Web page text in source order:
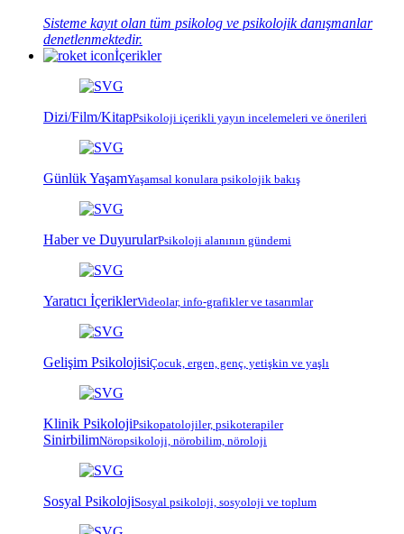
Sisteme kayıt olan tüm psikolog ve psikolojik danışmanlar
denetlenmektedir.
İçerikler
Dizi/Film/KitapPsikoloji içerikli yayın incelemeleri ve önerileri
Günlük YaşamYaşamsal konulara psikolojik bakış
Haber ve DuyurularPsikoloji alanının gündemi
Yaratıcı İçeriklerVideolar, info-grafikler ve tasarımlar
Gelişim PsikolojisiÇocuk, ergen, genç, yetişkin ve yaşlı
Klinik PsikolojiPsikopatolojiler, psikoterapiler
SinirbilimNöropsikoloji, nörobilim, nöroloji
Sosyal PsikolojiSosyal psikoloji, sosyoloji ve toplum